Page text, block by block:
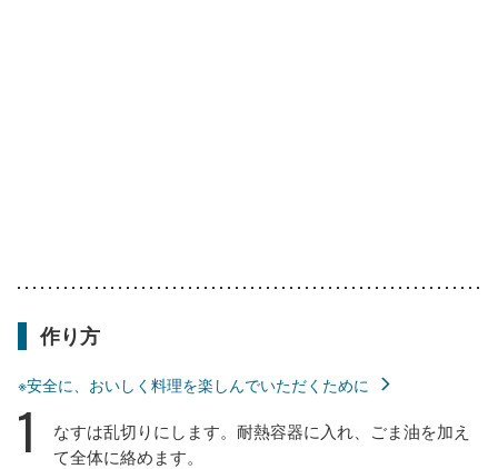
作り方
※安全に、おいしく料理を楽しんでいただくために
1
なすは乱切りにします。耐熱容器に入れ、ごま油を加え
て全体に絡めます。